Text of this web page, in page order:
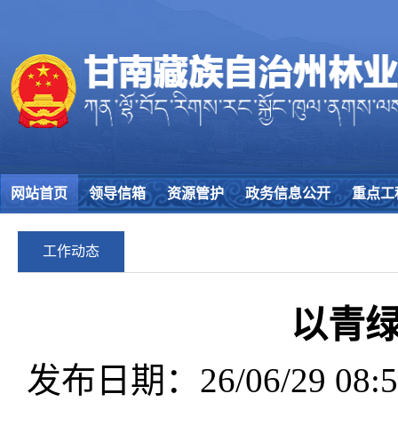
网站首页 领导信箱 资源管护 政务信息公开 重点工
工作动态
以青
发布日期：26/06/29